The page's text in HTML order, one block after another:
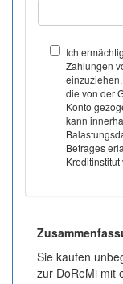
Ich
Zahlungen
die von der
Konto
kann
Betrages
Sie kaufen
zur DoReMi mit